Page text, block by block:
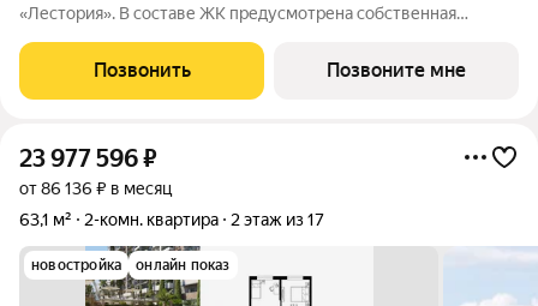
«Лестория». В составе ЖК предусмотрена собственная
подогреваемыми бассейнами, что соответствуют стандартам
бизнес-класса. Аквазона объединяет взрослый и
Позвонить Позвоните мне
23 977 596₽
от 86 136 ₽ в месяц
63,1 м²
2-комн. квартира 2 этаж из 17
новостройка онлайн показ